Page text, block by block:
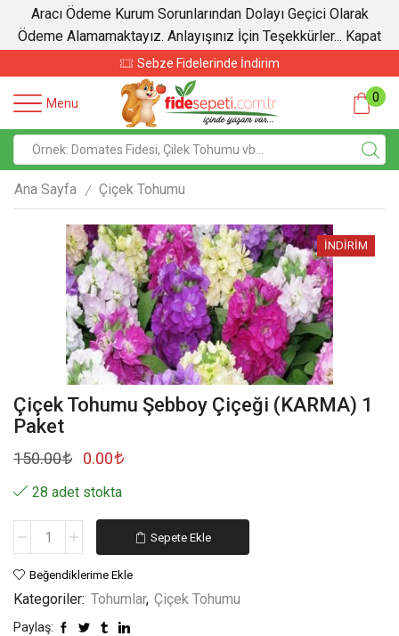
Aracı Ödeme Kurum Sorunlarından Dolayı Geçici Olarak
Ödeme Alamamaktayız. Anlayışınız İçin Teşekkürler... Kapat
Sebze Fidelerinde İndirim
Menu 0
Ana Sayfa / Çiçek Tohumu
İNDIRIM
Çiçek Tohumu Şebboy Çiçeği (KARMA) 1
Paket
150.00 0.00
28 adet stokta
Sepete Ekle
Beğendiklerime Ekle
Kategoriler: Tohumlar, Çiçek Tohumu
Paylaş: